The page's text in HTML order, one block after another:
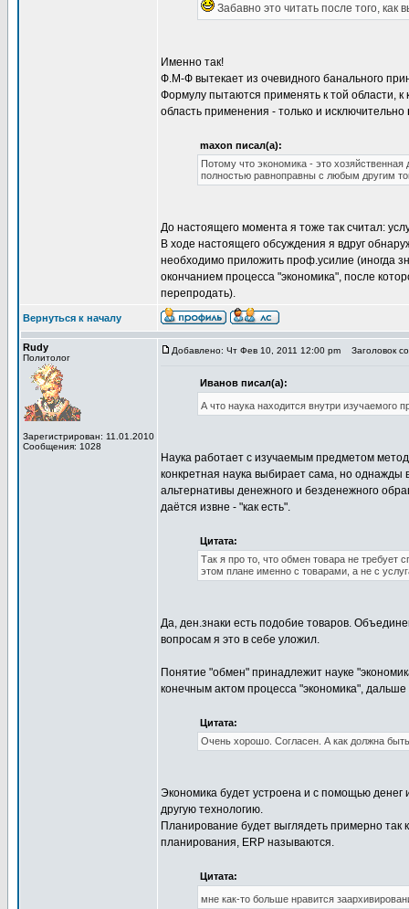
Забавно это читать после того,
Именно так!
Ф.М-Ф вытекает из очевидного банального
Формулу пытаются применять к той области,
область применения - только и исключительно
maxon писал(а):
Потому что экономика - это
полностью равноправны с любым другим
До настоящего момента я тоже так считал:
В ходе настоящего обсуждения я вдруг
необходимо приложить проф.усилие (иногда
окончанием процесса "экономика", после
перепродать).
Вернуться к началу
Rudy
Политолог
Зарегистрирован: 11.01.2010
Сообщения: 1028
Добавлено: Чт Фев 10, 2011 12:00 pm Заголовок
Иванов писал(а):
А что наука находится внутри изучаемого
Наука работает с изучаемым предметом
конкретная наука выбирает сама, но однажды
альтернативы денежного и безденежного
даётся извне - "как есть".
Цитата:
Так я про то, что обмен товара не требует
этом плане именно с товарами, а не с
Да, ден.знаки есть подобие товаров.
вопросам я это в себе уложил.
Понятие "обмен" принадлежит науке
конечным актом процесса "экономика",
Цитата:
Очень хорошо. Согласен. А как должна
Экономика будет устроена и с помощью
другую технологию.
Планирование будет выглядеть примерно так
планирования, ERP называются.
Цитата:
мне как-то больше нравится